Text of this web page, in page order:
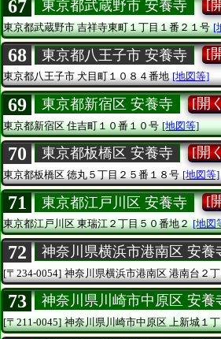
67 東京都武蔵野市 安養寺 [
東京都武蔵野市吉祥寺東町１丁目１番２１号 [
68 東京都八王子市 安養寺 [
東京都八王子市犬目町１０８４番地 [地図等]
69 東京都新宿区 安養寺 [開
東京都新宿区住吉町１０番１０号 [地図等]
70 東京都板橋区 安養寺 [開
東京都板橋区 徳丸５丁目２５番１８号 [地図等]
71 東京都江戸川区 安養寺 [
東京都江戸川区東瑞江２丁目５０番地２ [地図
72 神奈川県横浜市港南区 安養
[〒234-0054] 神奈川県横浜市港南区 港南台２
73 神奈川県川崎市中原区 安養
[〒211-0045] 神奈川県川崎市中原区上新城１